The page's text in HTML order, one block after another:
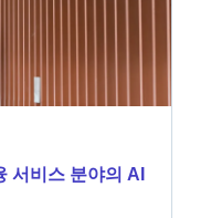
서비스 분야의 AI